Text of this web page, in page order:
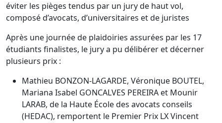
éviter les pièges tendus par un jury de haut vol,
composé d’avocats, d’universitaires et de juristes
Après une journée de plaidoiries assurées par les 17
étudiants finalistes, le jury a pu délibérer et décerner
plusieurs prix :
Mathieu BONZON-LAGARDE, Véronique BOUTEL,
Mariana Isabel GONCALVES PEREIRA et Mounir
LARAB, de la Haute École des avocats conseils
(HEDAC), remportent le Premier Prix LX Vincent